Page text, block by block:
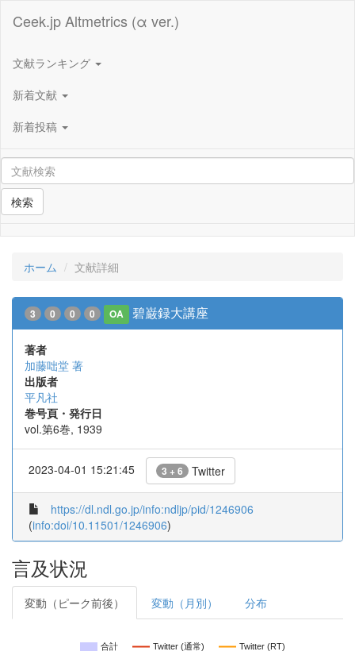
Ceek.jp Altmetrics (α ver.)
文献ランキング
新着文献
新着投稿
検索
ホーム 文献詳細
3 0 0 0 OA 碧巌録大講座
著者
加藤咄堂 著
出版者
平凡社
巻号頁・発行日
vol.第6巻, 1939
2023-04-01 15:21:45 3 + 6 Twitter
https://dl.ndl.go.jp/info:ndljp/pid/1246906
(info:doi/10.11501/1246906)
言及状況
変動（ピーク前後） 変動（月別） 分布
合計 Twitter (通常) Twitter (RT)